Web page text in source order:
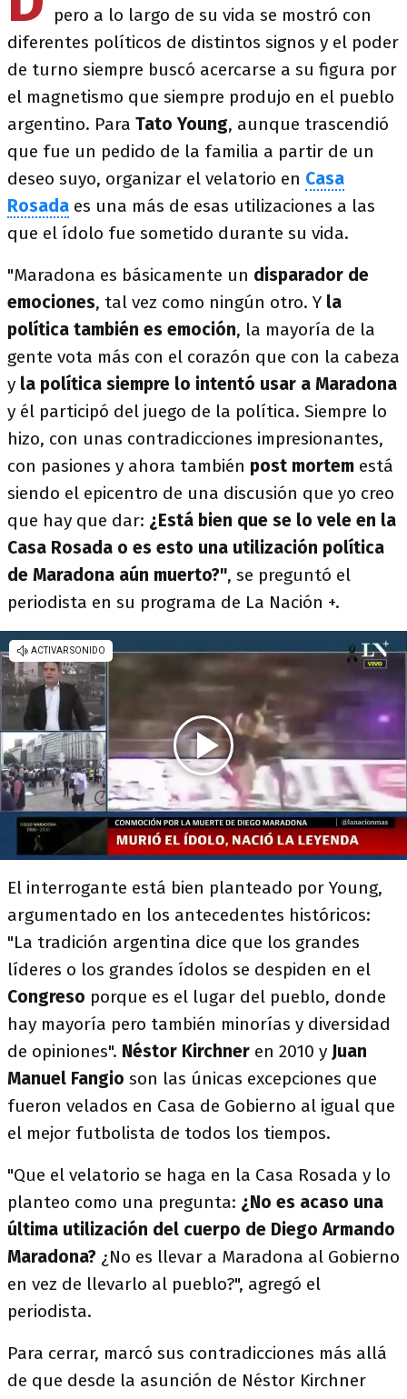
pero a lo largo de su vida se mostró con
diferentes políticos de distintos signos y el poder
de turno siempre buscó acercarse a su figura por
el magnetismo que siempre produjo en el pueblo
argentino. Para Tato Young, aunque trascendió
que fue un pedido de la familia a partir de un
deseo suyo, organizar el velatorio en Casa
Rosada es una más de esas utilizaciones a las
que el ídolo fue sometido durante su vida.
"Maradona es básicamente un disparador de
emociones, tal vez como ningún otro. Y la
política también es emoción, la mayoría de la
gente vota más con el corazón que con la cabeza
y la política siempre lo intentó usar a Maradona
y él participó del juego de la política. Siempre lo
hizo, con unas contradicciones impresionantes,
con pasiones y ahora también post mortem está
siendo el epicentro de una discusión que yo creo
que hay que dar: ¿Está bien que se lo vele en la
Casa Rosada o es esto una utilización política
de Maradona aún muerto?", se preguntó el
periodista en su programa de La Nación +.
El interrogante está bien planteado por Young,
argumentado en los antecedentes históricos:
"La tradición argentina dice que los grandes
líderes o los grandes ídolos se despiden en el
Congreso porque es el lugar del pueblo, donde
hay mayoría pero también minorías y diversidad
de opiniones". Néstor Kirchner en 2010 y Juan
Manuel Fangio son las únicas excepciones que
fueron velados en Casa de Gobierno al igual que
el mejor futbolista de todos los tiempos.
"Que el velatorio se haga en la Casa Rosada y lo
planteo como una pregunta: ¿No es acaso una
última utilización del cuerpo de Diego Armando
Maradona? ¿No es llevar a Maradona al Gobierno
en vez de llevarlo al pueblo?", agregó el
periodista.
Para cerrar, marcó sus contradicciones más allá
de que desde la asunción de Néstor Kirchner